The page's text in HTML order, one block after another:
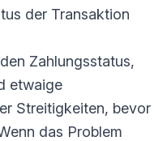
der Transaktion
Zahlungsstatus,
etwaige
Streitigkeiten, bevor
das Problem